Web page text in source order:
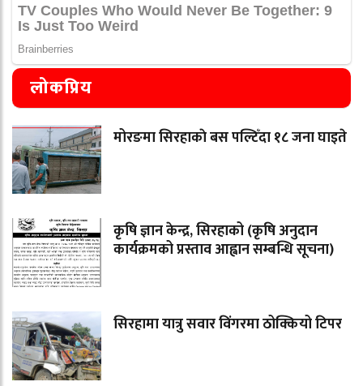
लोकप्रिय
मोरङमा सिरहाकाे बस पल्टिँदा १८ जना घाइते
कृषि ज्ञान केन्द्र, सिरहाको (कृषि अनुदान
कार्यक्रमको प्रस्ताव आह्वान सम्बन्धि सूचना)
सिरहामा यात्रु सवार विंगरमा ठोक्कियो टिपर